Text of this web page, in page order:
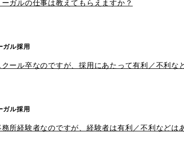
ガルの仕事は教えてもらえますか？
ガル採用
クール卒なのですが、採用にあたって有利／不利な
ガル採用
所経験者なのですが、経験者は有利／不利などは